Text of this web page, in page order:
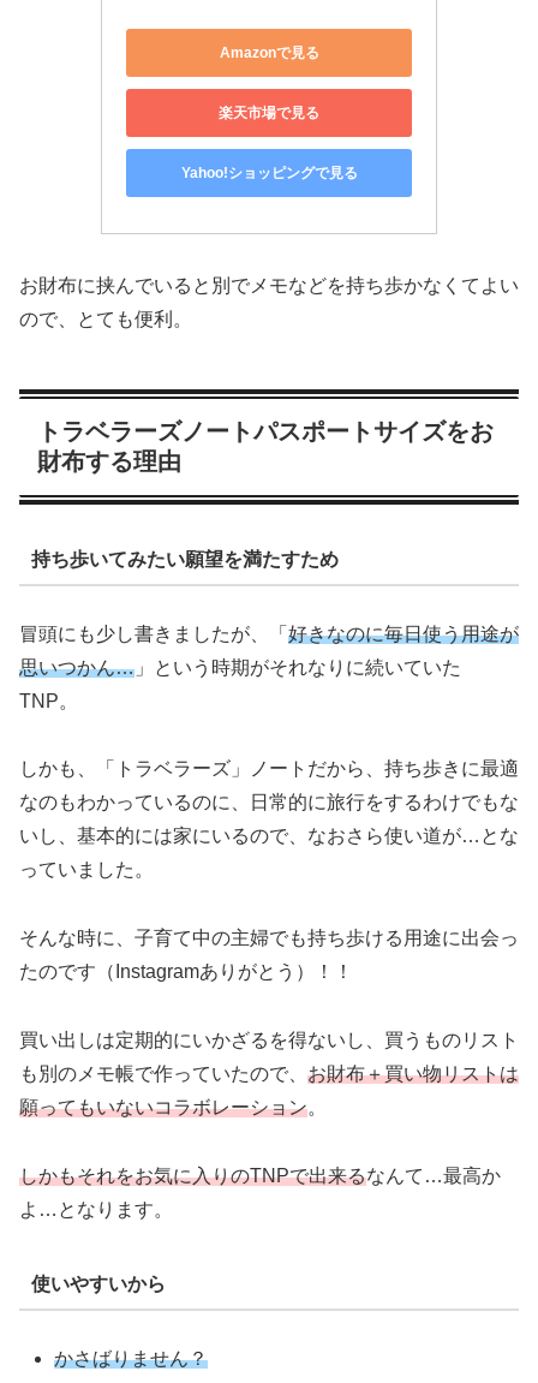
Amazonで見る
楽天市場で見る
Yahoo!ショッピングで見る
お財布に挟んでいると別でメモなどを持ち歩かなくてよい
ので、とても便利。
トラベラーズノートパスポートサイズをお
財布する理由
持ち歩いてみたい願望を満たすため
冒頭にも少し書きましたが、「 好きなのに毎日使う用途が
思いつかん… 」という時期がそれなりに続いていた
TNP。
しかも、「トラベラーズ」ノートだから、持ち歩きに最適
なのもわかっているのに、日常的に旅行をするわけでもな
いし、基本的には家にいるので、なおさら使い道が…とな
っていました。
そんな時に、子育て中の主婦でも持ち歩ける用途に出会っ
たのです（Instagramありがとう）！！
買い出しは定期的にいかざるを得ないし、買うものリスト
も別のメモ帳で作っていたので、 お財布＋買い物リストは
願ってもいないコラボレーション。
しかもそれをお気に入りのTNPで出来るなんて…最高か
よ…となります。
使いやすいから
かさばりません？